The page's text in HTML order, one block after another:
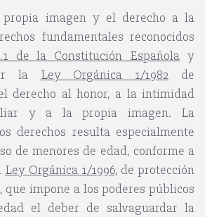
imagen y el derecho a la
fundamentales reconocidos
de la Constitución Española y
la Ley Orgánica 1/1982 de
derecho al honor, a la intimidad
y a la propia imagen. La
derechos resulta especialmente
de menores de edad, conforme a
Ley Orgánica 1/1996, de protección
impone a los poderes públicos
el deber de salvaguardar la